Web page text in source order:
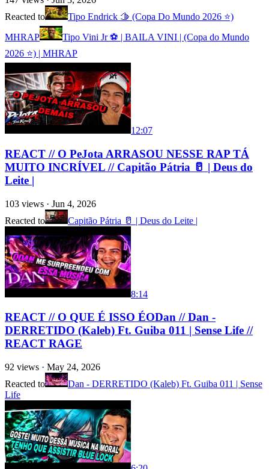
Reacted to
Tipo Endrick 🫱 (Copa Do Mundo 2026 ⭐️)
MHRAP
Tipo Vini Jr ⚽ | BAILA VINI | (Copa do Mundo
2026 ⭐) | MHRAP
12:07
REACT // O PeJota ARRASOU NESSE RAP TÁ
MUITO INCRÍVEL // Capitão Pátria 🥛 | Deus do
Leite |
103 views · Jun 4, 2026
Reacted to
Capitão Pátria 🥛 | Deus do Leite |
8:14
REACT // O QUE É ISSO ÉODan // Dan -
DERRETIDO (Kaleb) Ft. Guiba 011 | Sense Life //
REACT RAGE
92 views · May 24, 2026
Reacted to
Dan - DERRETIDO (Kaleb) Ft. Guiba 011 | Sense
Life